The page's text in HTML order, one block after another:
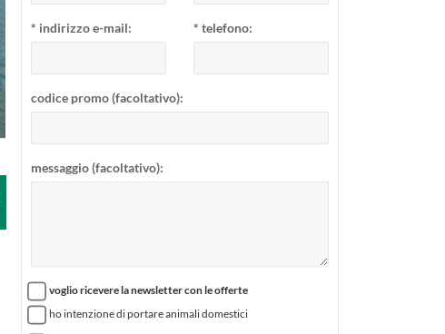
* indirizzo e-mail: * telefono:
codice promo (facoltativo):
messaggio (facoltativo):
voglio ricevere la newsletter con le offerte
ho intenzione di portare animali domestici